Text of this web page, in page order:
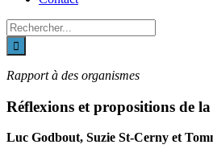
Recherche
sur
le
site
:
Rapport à des organismes
Réflexions et propositions de
Luc Godbout, Suzie St-Cerny et